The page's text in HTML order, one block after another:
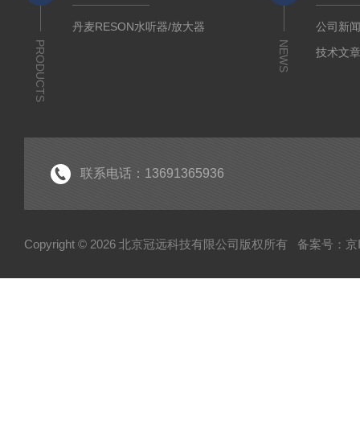
PRODUCTS
丹麦RESON水听器/放大器
NEWS
公司新
技术文
联系电话：13691365936
Copyright © 2026 北京冠远科技有限公司版权所有 备案号：